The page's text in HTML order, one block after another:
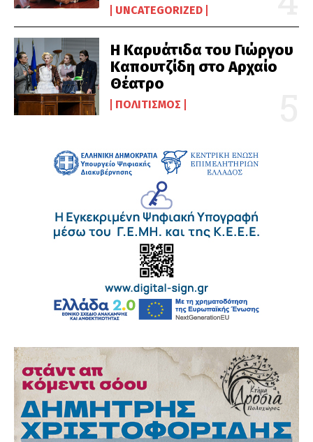
UNCATEGORIZED
Η Καρυάτιδα του Γιώργου
Καπουτζίδη στο Αρχαίο
Θέατρο
ΠΟΛΙΤΙΣΜΌΣ